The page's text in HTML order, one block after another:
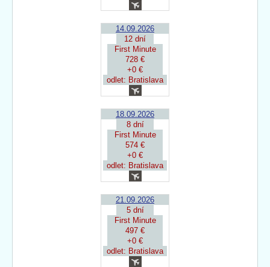
14.09.2026
12 dní
First Minute
728 €
+0 €
odlet: Bratislava
18.09.2026
8 dní
First Minute
574 €
+0 €
odlet: Bratislava
21.09.2026
5 dní
First Minute
497 €
+0 €
odlet: Bratislava